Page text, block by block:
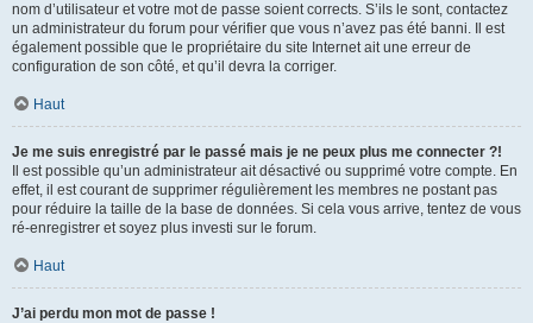
nom d’utilisateur et votre mot de passe soient corrects. S’ils le sont, contactez
un administrateur du forum pour vérifier que vous n’avez pas été banni. Il est
également possible que le propriétaire du site Internet ait une erreur de
configuration de son côté, et qu’il devra la corriger.
Haut
Je me suis enregistré par le passé mais je ne peux plus me connecter ?!
Il est possible qu’un administrateur ait désactivé ou supprimé votre compte. En
effet, il est courant de supprimer régulièrement les membres ne postant pas
pour réduire la taille de la base de données. Si cela vous arrive, tentez de vous
ré-enregistrer et soyez plus investi sur le forum.
Haut
J’ai perdu mon mot de passe !